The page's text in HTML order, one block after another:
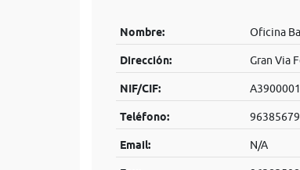
Nombre: Oficina
Dirección: Gran Via
NIF/CIF:
Teléfono:
Email: N/A